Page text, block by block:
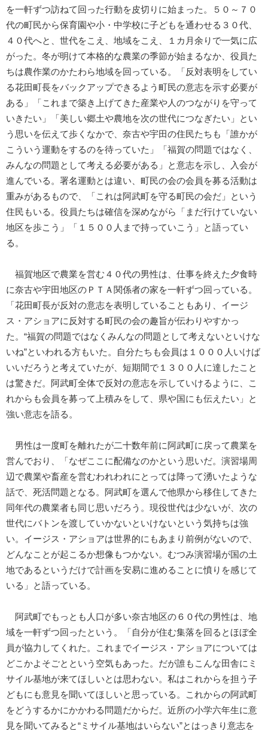
を一軒ずつ訪ねて回った行動を皮切りに始まった。５０～７０
代の町民から保育園や小・中学校に子どもを通わせる３０代、
４０代へと、世代をこえ、地域をこえ、１カ月余りで一気に広
がった。冬が明けて本格的な農業の季節が始まるなか、役員た
ちは農作業のかたわら地域を回っている。「反対表明をしてい
る花田町長をバックアップできるよう町民の意志を示す必要が
ある」「これまで築き上げてきた産業や人のつながりを守って
いきたい」「美しい郷土や農地を次の世代につなぎたい」とい
う思いを伝えて歩くなかで、奈古や宇田の住民たちも「誰かが
こういう運動をするのを待っていた」「福賀の問題ではなく、
みんなの問題として考える必要がある」と意志を示し、入会が
進んでいる。署名運動とは違い、町民の会の会員を募る活動は
重みがあるもので、「これは阿武町を守る町民の会だ」という
住民もいる。役員たちは確信を深めながら「まだ行けていない
地区を歩こう」「１５００人まで持っていこう」と語ってい
る。
福賀地区で農業を営む４０代の男性は、仕事を終えた夕食時
に奈古や宇田地区のＰＴＡ関係者の家を一軒ずつ回っている。
「花田町長が反対の意志を表明していることもあり、イージ
ス・アショアに反対する町民の会の趣旨が伝わりやすかっ
た。“福賀の問題ではなくみんなの問題として考えないといけな
いね”といわれる方もいた。自分たちも会員は１０００人いけば
いいだろうと考えていたが、短期間で１３００人に達したこと
は驚きだ。阿武町全体で反対の意志を示していけるように、こ
れからも会員を募って上積みをして、県や国にも伝えたい」と
強い意志を語る。
男性は一度町を離れたが二十数年前に阿武町に戻って農業を
営んでおり、「なぜここに配備なのかという思いだ。演習場周
辺で農業や畜産を営むわれわれにとっては降って湧いたような
話で、死活問題となる。阿武町を選んで他県から移住してきた
同年代の農業者も同じ思いだろう。現役世代は少ないが、次の
世代にバトンを渡していかないといけないという気持ちは強
い。イージス・アショアは世界的にもあまり前例がないので、
どんなことが起こるか想像もつかない。むつみ演習場が国の土
地であるというだけで計画を安易に進めることに憤りを感じて
いる」と語っている。
阿武町でもっとも人口が多い奈古地区の６０代の男性は、地
域を一軒ずつ回ったという。「自分が住む集落を回るとほぼ全
員が協力してくれた。これまでイージス・アショアについては
どこかよそごとという空気もあった。だが誰もこんな田舎にミ
サイル基地が来てほしいとは思わない。私はこれからを担う子
どもにも意見を聞いてほしいと思っている。これからの阿武町
をどうするかにかかわる問題だからだ。近所の小学六年生に意
見を聞いてみると“ミサイル基地はいらない”とはっきり意志を